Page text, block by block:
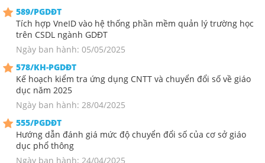
589/PGDĐT
Tích hợp VneID vào hệ thống phần mềm quản lý trường học
trên CSDL ngành GDĐT
Ngày ban hành: 05/05/2025
578/KH-PGDĐT
Kế hoạch kiểm tra ứng dụng CNTT và chuyển đổi số về giáo
dục năm 2025
Ngày ban hành: 28/04/2025
555/PGDĐT
Hướng dẫn đánh giá mức độ chuyển đổi số của cơ sở giáo
dục phổ thông
Ngày ban hành: 24/04/2025